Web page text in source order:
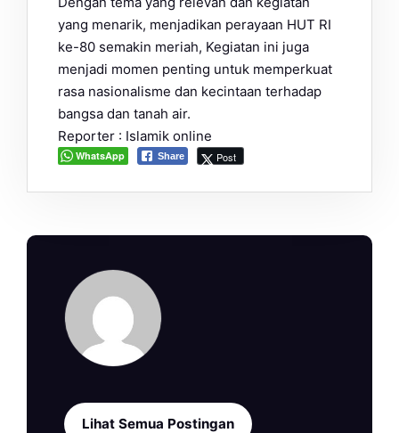
yang menarik, menjadikan perayaan HUT RI
ke-80 semakin meriah, Kegiatan ini juga
menjadi momen penting untuk memperkuat
rasa nasionalisme dan kecintaan terhadap
bangsa dan tanah air.
Reporter : Islamik online
WhatsApp Share Post
Lihat Semua Postingan